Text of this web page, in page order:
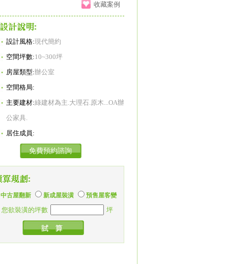
收藏案例
設計風格:現代簡約
空間坪數:10~300坪
房屋類型:辦公室
空間格局:
主要建材:綠建材為主.大理石.原木...OA辦
公家具.
居住成員:
免費預約諮詢
中古屋翻新 新成屋裝潢 預售屋客變
您欲裝潢的坪數 坪